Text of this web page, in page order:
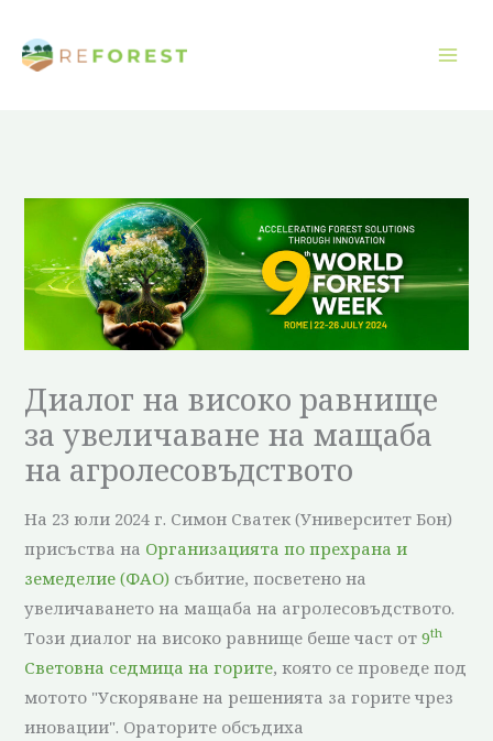
към
съдържанието
Диалог на високо равнище
за увеличаване на мащаба
на агролесовъдството
На 23 юли 2024 г. Симон Сватек (Университет Бон)
присъства на Организацията по прехрана и
земеделие (ФАО) събитие, посветено на
увеличаването на мащаба на агролесовъдството.
Този диалог на високо равнище беше част от9th
Световна седмица на горите, която се проведе под
мотото "Ускоряване на решенията за горите чрез
иновации". Ораторите обсъдиха